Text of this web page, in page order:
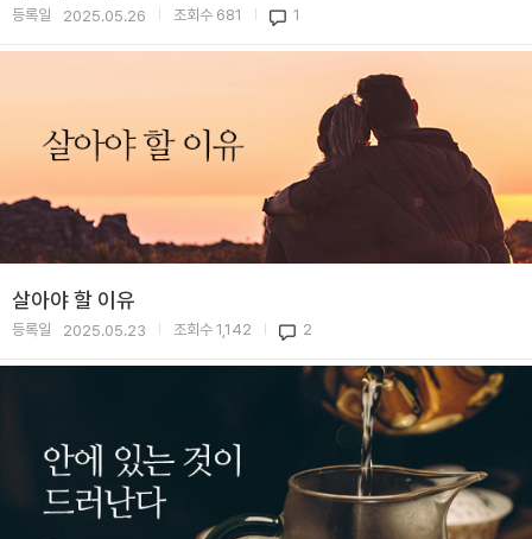
등록일 2025.05.26 조회수 681 1
살아야 할 이유
등록일 2025.05.23 조회수 1,142 2